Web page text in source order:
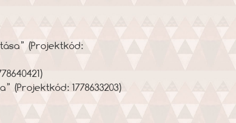
(Projektkód:
1778633203)